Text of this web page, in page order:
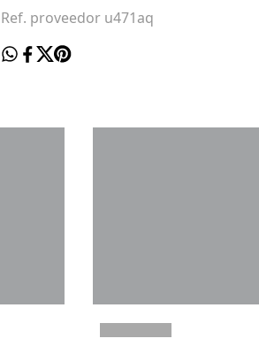
Ref. proveedor u471aq